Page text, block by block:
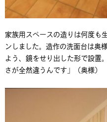
家族用スペースの造りは何度も
ンしました。造作の洗面台は奥
よう、鏡をせり出した形で設置
さが全然違うんです」（奥様）